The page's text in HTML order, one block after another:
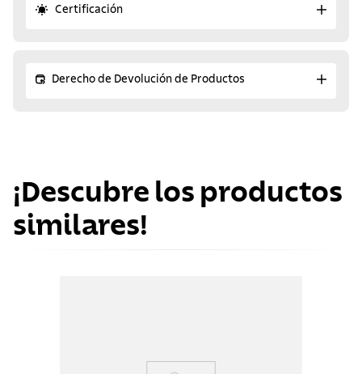
Certificación
Derecho de Devolución de Productos
¡Descubre los productos
similares!